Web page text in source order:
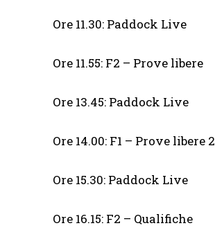
Ore 11.30: Paddock Live
Ore 11.55: F2 – Prove libere
Ore 13.45: Paddock Live
Ore 14.00: F1 – Prove libere 2
Ore 15.30: Paddock Live
Ore 16.15: F2 – Qualifiche